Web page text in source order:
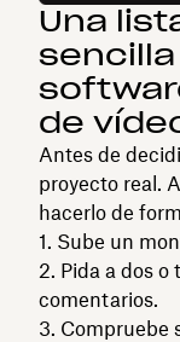
Una
sencilla
de
Antes de
proyecto real.
hacerlo de
Sube un
Pida a dos o
comentarios.
Compruebe